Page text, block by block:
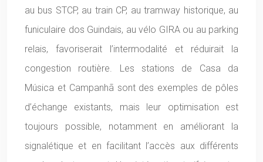
au bus STCP, au train CP, au tramway historique, au
funiculaire dos Guindais, au vélo GIRA ou au parking
relais, favoriserait l’intermodalité et réduirait la
congestion routière. Les stations de Casa da
Música et Campanhã sont des exemples de pôles
d’échange existants, mais leur optimisation est
toujours possible, notamment en améliorant la
signalétique et en facilitant l’accès aux différents